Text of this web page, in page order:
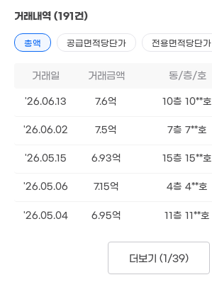
47m²
거래내역 (191건)
총액 공급면적당단가 전용면적당단가
거래일 거래금액 동/층/호
'26.06.13 7.6억 10층 10**호
'26.06.02 7.5억 7층 7**호
'26.05.15 6.93억 15층 15**호
'26.05.06 7.15억 4층 4**호
'26.05.04 6.95억 11층 11**호
더보기 (1/39)